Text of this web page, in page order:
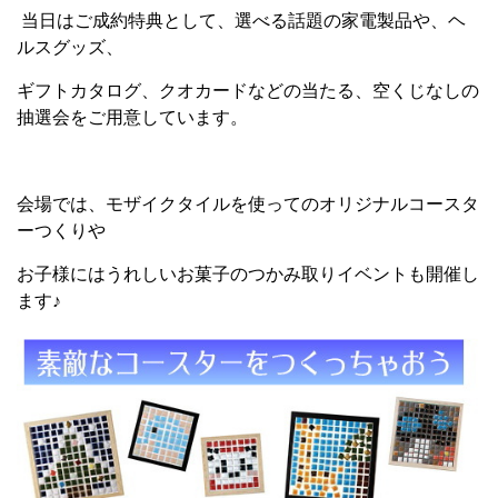
当日はご成約特典として、選べる話題の家電製品や、ヘ
ルスグッズ、
ギフトカタログ、クオカードなどの当たる、空くじなしの
抽選会をご用意しています。
会場では、モザイクタイルを使ってのオリジナルコースタ
ーつくりや
お子様にはうれしいお菓子のつかみ取りイベントも開催し
ます♪